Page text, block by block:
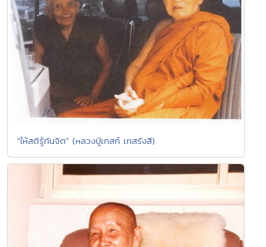
"ให้สติรู้ทันจิต" (หลวงปู่เทสก์ เทสรังสี)